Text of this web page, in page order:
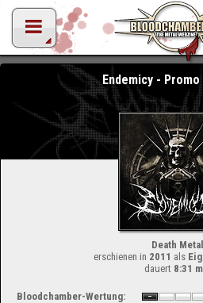
Endemicy - Promo
Death Metal
erschienen in 2011 als
dauert 8:31
Bloodchamber-Wertung: